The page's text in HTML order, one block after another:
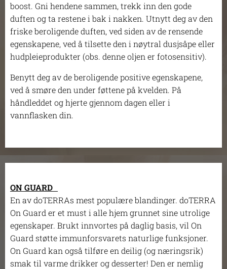
boost. Gni hendene sammen, trekk inn den gode
duften og ta restene i bak i nakken. Utnytt deg av den
friske beroligende duften, ved siden av de rensende
egenskapene, ved å tilsette den i nøytral dusjsåpe eller
hudpleieprodukter (obs. denne oljen er fotosensitiv).
Benytt deg av de beroligende positive egenskapene,
ved å smøre den under føttene på kvelden. På
håndleddet og hjerte gjennom dagen eller i
vannflasken din.
ON GUARD
En av doTERRAs mest populære blandinger. doTERRA
On Guard er et must i alle hjem grunnet sine utrolige
egenskaper. Brukt innvortes på daglig basis, vil On
Guard støtte immunforsvarets naturlige funksjoner.
On Guard kan også tilføre en deilig (og næringsrik)
smak til varme drikker og desserter! Den er nemlig